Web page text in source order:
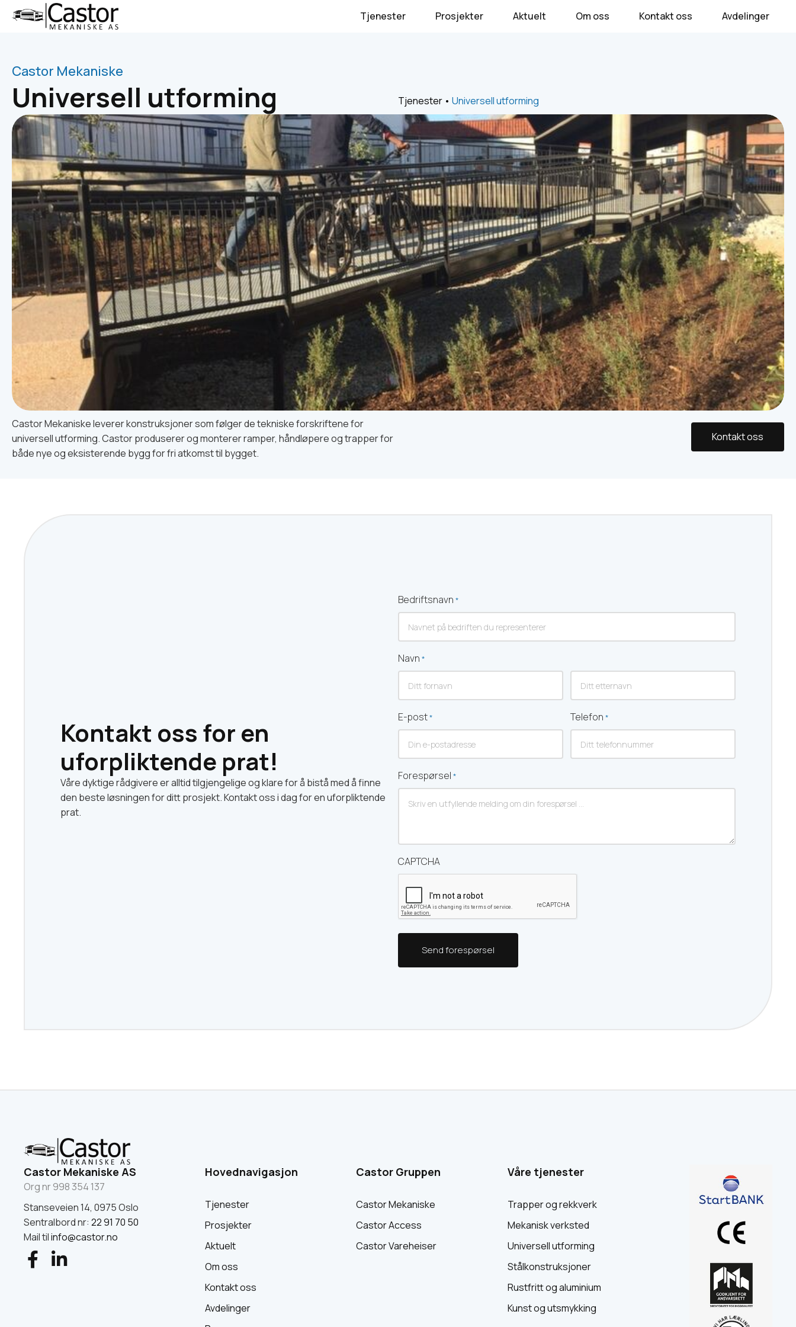
Tjenester Prosjekter Aktuelt Om oss Kontakt oss Avdelinger
Castor Mekaniske
Universell utforming Tjenester • Universell utforming
Castor Mekaniske leverer konstruksjoner som følger de tekniske forskriftene for
universell utforming. Castor produserer og monterer ramper, håndløpere og trapper for
både nye og eksisterende bygg for fri atkomst til bygget.
Kontakt oss
Kontakt oss for en
uforpliktende prat!
Våre dyktige rådgivere er alltid tilgjengelige og klare for å bistå med å finne
den beste løsningen for ditt prosjekt. Kontakt oss i dag for en uforpliktende
prat.
Bedriftsnavn *
Navn *
E-post* Telefon *
Forespørsel *
CAPTCHA
Castor Mekaniske AS
Org nr 998 354 137
Stanseveien 14, 0975 Oslo
Sentralbord nr: 22 91 70 50
Mail tilinfo@castor.no
Hovednavigasjon
Tjenester
Prosjekter
Aktuelt
Om oss
Kontakt oss
Avdelinger
Castor Gruppen
Castor Mekaniske
Castor Access
Castor Vareheiser
Våre tjenester
Trapper og rekkverk
Mekanisk verksted
Universell utforming
Stålkonstruksjoner
Rustfritt og aluminium
Kunst og utsmykking